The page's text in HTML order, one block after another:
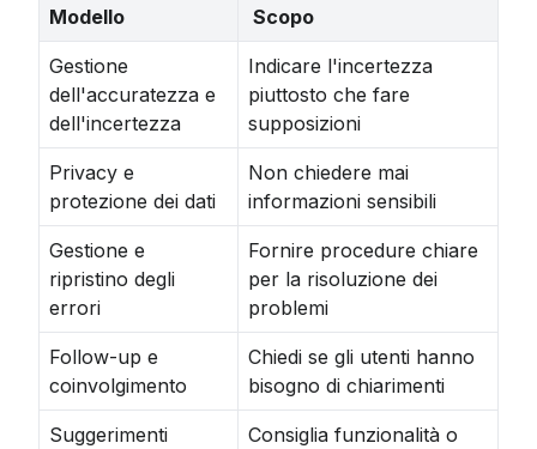
Modello Scopo
Gestione
dell'accuratezza e
dell'incertezza
Indicare l'incertezza
piuttosto che fare
supposizioni
Privacy e
protezione dei dati
Non chiedere mai
informazioni sensibili
Gestione e
ripristino degli
errori
Fornire procedure chiare
per la risoluzione dei
problemi
Follow-up e
coinvolgimento
Chiedi se gli utenti hanno
bisogno di chiarimenti
Suggerimenti
Consiglia funzionalità o